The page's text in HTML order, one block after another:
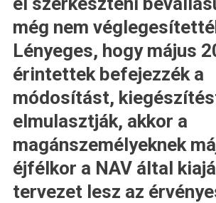
még nem
Lényeges, hogy május
érintettek befejezzék a
módosítást,
elmulasztják, akkor a
magánszemélyeknek
éjfélkor a NAV által
tervezet lesz az